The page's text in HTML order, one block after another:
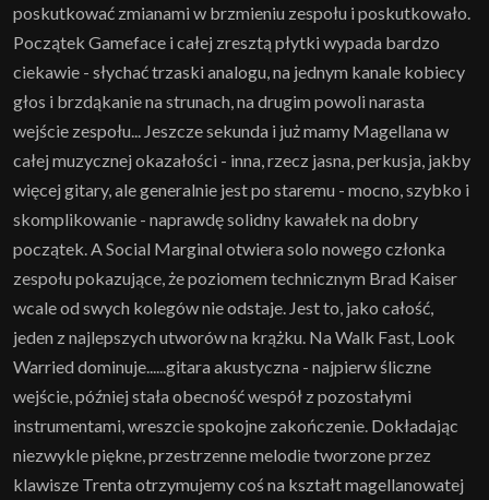
poskutkować zmianami w brzmieniu zespołu i poskutkowało.
Początek Gameface i całej zresztą płytki wypada bardzo
ciekawie - słychać trzaski analogu, na jednym kanale kobiecy
głos i brzdąkanie na strunach, na drugim powoli narasta
wejście zespołu... Jeszcze sekunda i już mamy Magellana w
całej muzycznej okazałości - inna, rzecz jasna, perkusja, jakby
więcej gitary, ale generalnie jest po staremu - mocno, szybko i
skomplikowanie - naprawdę solidny kawałek na dobry
początek. A Social Marginal otwiera solo nowego członka
zespołu pokazujące, że poziomem technicznym Brad Kaiser
wcale od swych kolegów nie odstaje. Jest to, jako całość,
jeden z najlepszych utworów na krążku. Na Walk Fast, Look
Warried dominuje......gitara akustyczna - najpierw śliczne
wejście, później stała obecność wespół z pozostałymi
instrumentami, wreszcie spokojne zakończenie. Dokładając
niezwykle piękne, przestrzenne melodie tworzone przez
klawisze Trenta otrzymujemy coś na kształt magellanowatej